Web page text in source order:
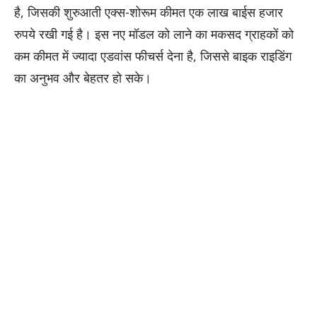
है, जिसकी शुरुआती एक्स-शोरूम कीमत एक लाख बाईस हजार
रुपये रखी गई है। इस नए मॉडल को लाने का मकसद ग्राहकों को
कम कीमत में ज्यादा एडवांस फीचर्स देना है, जिससे बाइक राइडिंग
का अनुभव और बेहतर हो सके।